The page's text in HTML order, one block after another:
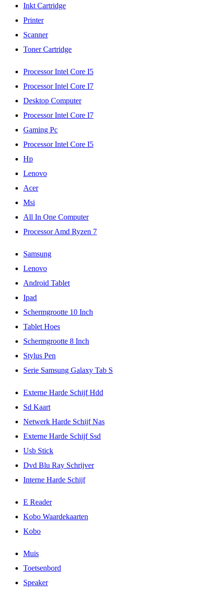
Inkt Cartridge
Printer
Scanner
Toner Cartridge
Processor Intel Core I5
Processor Intel Core I7
Desktop Computer
Processor Intel Core I7
Gaming Pc
Processor Intel Core I5
Hp
Lenovo
Acer
Msi
All In One Computer
Processor Amd Ryzen 7
Samsung
Lenovo
Android Tablet
Ipad
Schermgrootte 10 Inch
Tablet Hoes
Schermgrootte 8 Inch
Stylus Pen
Serie Samsung Galaxy Tab S
Externe Harde Schijf Hdd
Sd Kaart
Netwerk Harde Schijf Nas
Externe Harde Schijf Ssd
Usb Stick
Dvd Blu Ray Schrijver
Interne Harde Schijf
E Reader
Kobo Waardekaarten
Kobo
Muis
Toetsenbord
Speaker